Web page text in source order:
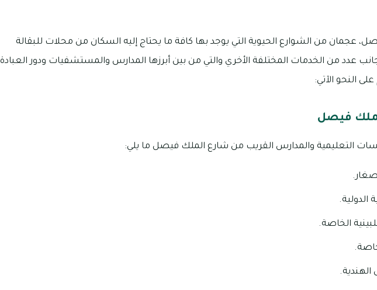
عجمان من الشوارع الحيوية التي يوجد بها كافة ما يحتاج إليه السكان من محلات للبقالة
عدد من الخدمات المختلفة الأخري والتي من بين أبرزها المدارس والمستشفيات ودور العبادة
النحو الآتي:
فيصل
التعليمية والمدارس القريب من شارع الملك فيصل ما يلي:
الدولية.
الخاصة.